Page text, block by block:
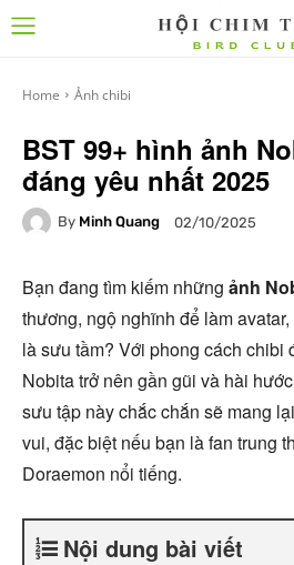
Home Ảnh chibi
BST 99+ hình ảnh
đáng yêu nhất 2025
By Minh Quang 02/10/2025
Bạn đang tìm kiếm những ảnh
thương, ngộ nghĩnh để làm
là sưu tầm? Với phong cách chibi
Nobita trở nên gần gũi và hài
sưu tập này chắc chắn sẽ mang
vui, đặc biệt nếu bạn là fan trung
Doraemon nổi tiếng.
Nội dung bài viết